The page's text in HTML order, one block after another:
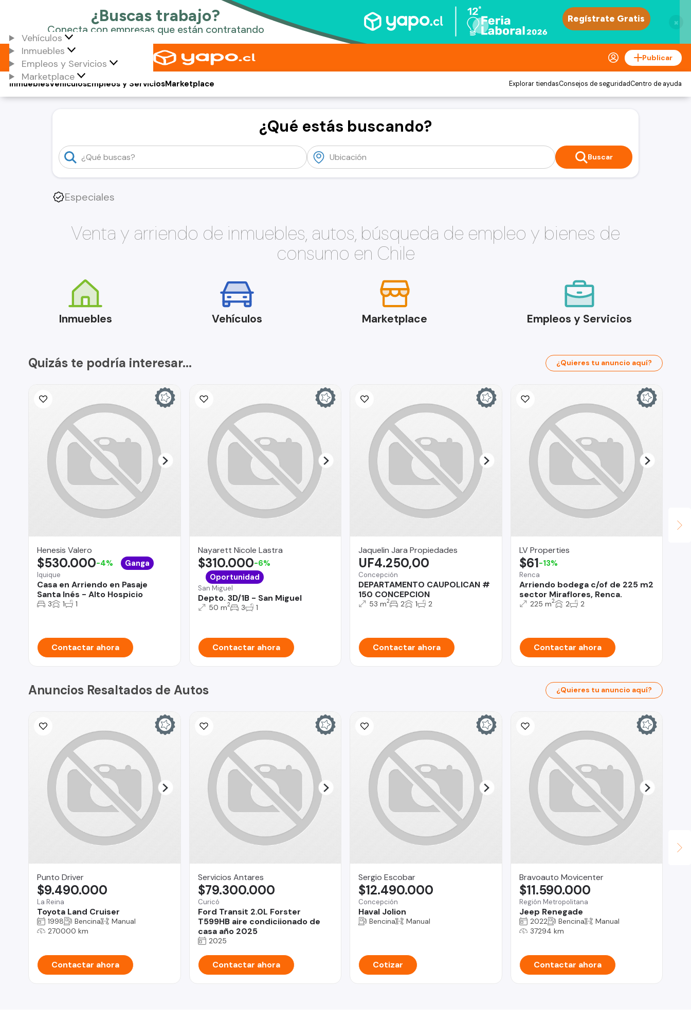
×
Vehículos
Inmuebles
Empleos y Servicios
Marketplace
Publicar
Vehículos
Inmuebles Empleos y ServiciosMarketplace Explorar tiendasConsejos de seguridadCentro de ayuda
¿Qué estás buscando?
Buscar
Especiales
Venta y arriendo de inmuebles, autos, búsqueda de empleo y bienes de
consumo en Chile
Inmuebles Vehículos Marketplace Empleos y Servicios
Quizás te podría interesar... ¿Quieres tu anuncio aquí?
Henesis Valero
Iquique
Casa en Arriendo en Pasaje
Santa Inés - Alto Hospicio
$530.000-4% Ganga
3 1 1
Contactar ahora
Nayarett Nicole Lastra
San Miguel
Depto. 3D/1B - San Miguel
$310.000-6%
Oportunidad
50 m2 3 1
Contactar ahora
Jaquelin Jara Propiedades
Concepción
DEPARTAMENTO CAUPOLICAN #
150 CONCEPCION
UF4.250,00
53 m2 2 1 2
Contactar ahora
LV Properties
Renca
Arriendo bodega c/of de 225 m2
sector Miraflores, Renca.
$61-13%
225 m2 2 2
Contactar ahora
Anuncios Resaltados de Autos ¿Quieres tu anuncio aquí?
Punto Driver
La Reina
Toyota Land Cruiser
$9.490.000
1998 Bencina
Manual
270000 km
Contactar ahora
Servicios Antares
Curicó
Ford Transit 2.0L Forster
T599HB aire condiciionado de
casa año 2025
$79.300.000
2025
Contactar ahora
Sergio Escobar
Concepción
Haval Jolion
$12.490.000
Bencina Manual
Cotizar
Bravoauto Movicenter
Región Metropolitana
Jeep Renegade
$11.590.000
2022 Bencina
Manual
37294 km
Contactar ahora